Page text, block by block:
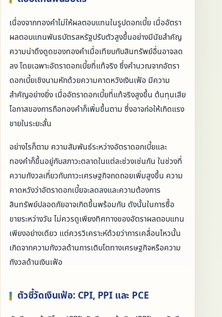
เนื่องจากทองคำไม่ให้ผลตอบแทนในรูปดอกเบี้ย เมื่ออัตรา
ผลตอบแทนพันธบัตรสหรัฐปรับตัวสูงขึ้นอย่างมีนัยสำคัญ
ความน่าดึงดูดของทองคำเมื่อเทียบกับสินทรัพย์อื่นอาจลด
ลง โดยเฉพาะอัตราดอกเบี้ยที่แท้จริง ซึ่งคำนวณจากอัตรา
ดอกเบี้ยเชิงนามหักด้วยความคาดหวังเงินเฟ้อ มีความ
สำคัญอย่างยิ่ง เมื่ออัตราดอกเบี้ยที่แท้จริงสูงขึ้น ต้นทุนเสีย
โอกาสของการถือทองคำก็เพิ่มขึ้นตาม ซึ่งอาจก่อให้เกิดแรง
ขายในระยะสั้น
อย่างไรก็ตาม ความสัมพันธ์ระหว่างอัตราดอกเบี้ยและ
ทองคำก็ขึ้นอยู่กับสภาวะตลาดในแต่ละช่วงเช่นกัน ในช่วงที่
ความกังวลเกี่ยวกับภาวะเศรษฐกิจถดถอยเพิ่มสูงขึ้น ความ
คาดหวังว่าอัตราดอกเบี้ยจะลดลงและความต้องการ
สินทรัพย์ปลอดภัยอาจเกิดขึ้นพร้อมกัน ดังนั้นในการซื้อ
ขายระหว่างวัน ไม่ควรดูเพียงทิศทางของอัตราผลตอบแทน
เพียงอย่างเดียว แต่ควรวิเคราะห์ด้วยว่าการเคลื่อนไหวนั้น
เกิดจากความกังวลด้านการเติบโตทางเศรษฐกิจหรือความ
กังวลด้านเงินเฟ้อ
ตัวชี้วัดเงินเฟ้อ: CPI, PPI และ PCE